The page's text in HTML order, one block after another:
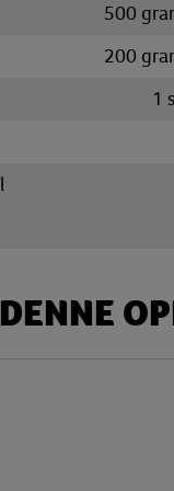
500
200
1